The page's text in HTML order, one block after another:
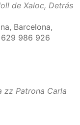
de Xaloc, Detrás
Barcelona,
629 986 926
zz Patrona Carla